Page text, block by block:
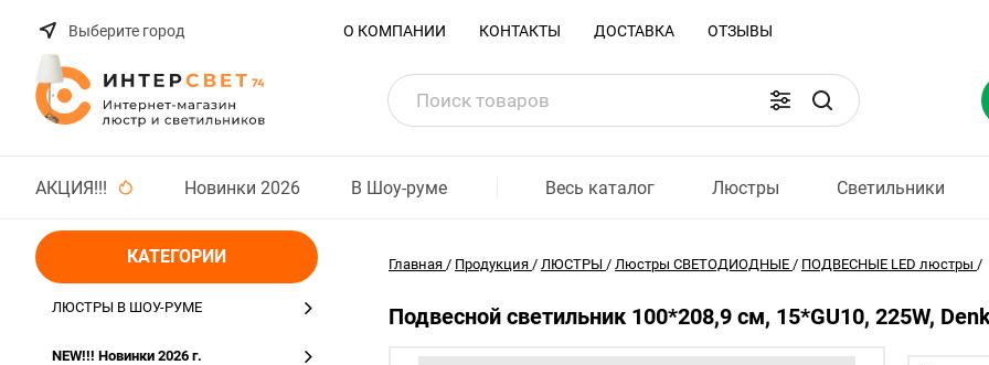
Выберите город О КОМПАНИИ КОНТАКТЫ ДОСТАВКА ОТЗЫВЫ
АКЦИЯ!!! Новинки 2026 В Шоу-руме Весь каталог Люстры Светильники
КАТЕГОРИИ
ЛЮСТРЫ В ШОУ-РУМЕ
NEW!!! Новинки 2026 г.
Главная / Продукция / ЛЮСТРЫ / Люстры СВЕТОДИОДНЫЕ / ПОДВЕСНЫЕ LED люстры /
Подвесной светильник 100*208,9 см, 15*GU10, 225W,